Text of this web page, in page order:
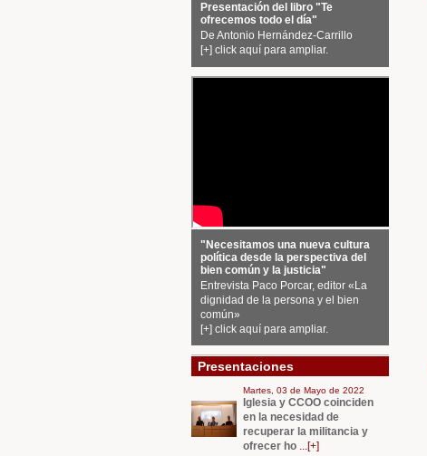
Presentación del libro "Te
ofrecemos todo el dí­a"
De Antonio Hernández-Carrillo
[+] click aquí para ampliar.
"Necesitamos una nueva cultura
polí­tica desde la perspectiva del
bien común y la justicia"
Entrevista Paco Porcar, editor «La
dignidad de la persona y el bien
común»
[+] click aquí para ampliar.
Presentaciones
Martes, 03 de Mayo de 2022
Iglesia y CCOO coinciden
en la necesidad de
recuperar la militancia y
ofrecer ho
...[+]